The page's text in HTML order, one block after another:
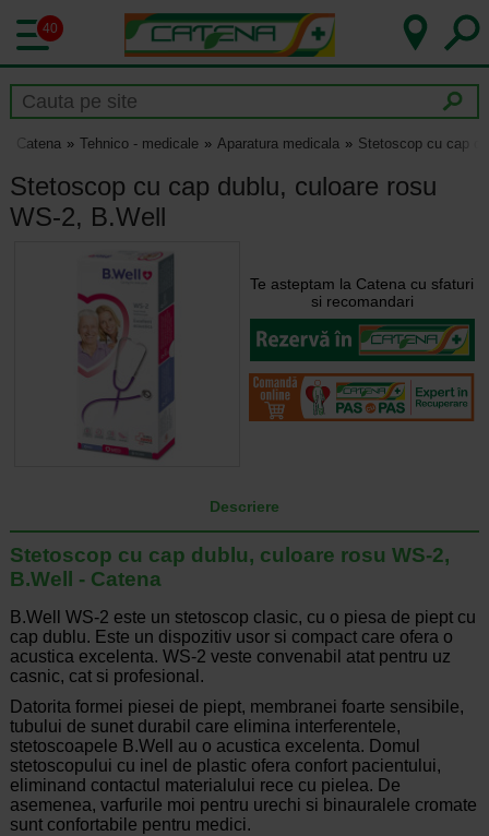
40
Catena Tehnico - medicale Aparatura medicala Stetoscop cu cap
Stetoscop cu cap dublu, culoare rosu
WS-2, B.Well
Te asteptam la Catena cu sfaturi
si recomandari
Descriere
Stetoscop cu cap dublu, culoare rosu WS-2,
B.Well - Catena
B.Well WS-2 este un stetoscop clasic, cu o piesa de piept cu
cap dublu. Este un dispozitiv usor si compact care ofera o
acustica excelenta. WS-2 veste convenabil atat pentru uz
casnic, cat si profesional.
Datorita formei piesei de piept, membranei foarte sensibile,
tubului de sunet durabil care elimina interferentele,
stetoscoapele B.Well au o acustica excelenta. Domul
stetoscopului cu inel de plastic ofera confort pacientului,
eliminand contactul materialului rece cu pielea. De
asemenea, varfurile moi pentru urechi si binauralele cromate
sunt confortabile pentru medici.